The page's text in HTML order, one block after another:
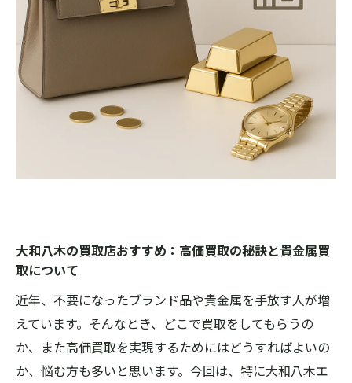
大和八木の買取店おすすめ：高価買取の秘訣と貴金属買
取について
近年、不要になったブランド品や貴金属を手放す人が増
えています。そんなとき、どこで買取をしてもらうの
か、また高価買取を実現するためにはどうすればよいの
か、悩む方も多いと思います。今回は、特に大和八木エ